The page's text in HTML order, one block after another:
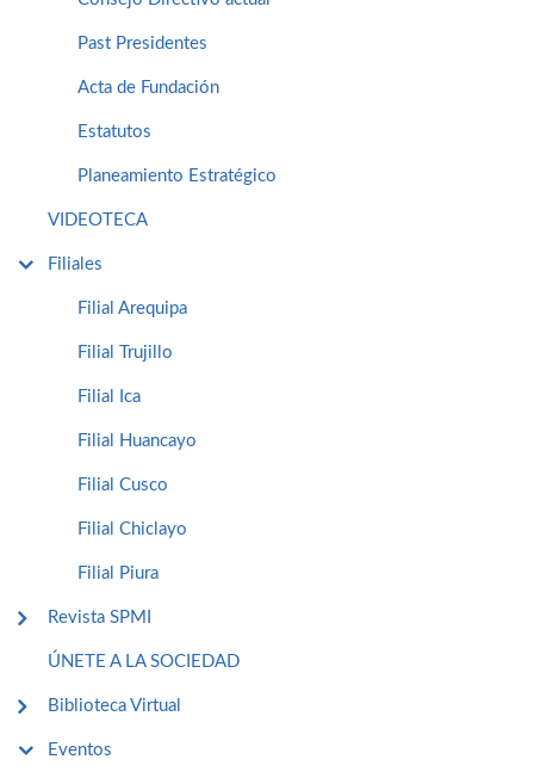
Past Presidentes
Acta de Fundación
Estatutos
Planeamiento Estratégico
VIDEOTECA
Filiales
Filial Arequipa
Filial Trujillo
Filial Ica
Filial Huancayo
Filial Cusco
Filial Chiclayo
Filial Piura
Revista SPMI
ÚNETE A LA SOCIEDAD
Biblioteca Virtual
Eventos